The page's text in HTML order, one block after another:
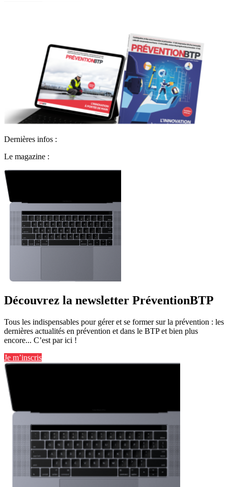
Dernières infos :
Le magazine :
Découvrez la newsletter PréventionBTP
Tous les indispensables pour gérer et se former sur la prévention : les
dernières actualités en prévention et dans le BTP et bien plus
encore... C’est par ici !
Je m’inscris